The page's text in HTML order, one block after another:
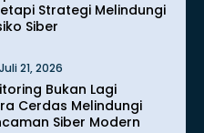
Strategi Melindungi
Siber
21, 2026
Bukan Lagi
Cerdas Melindungi
Siber Modern